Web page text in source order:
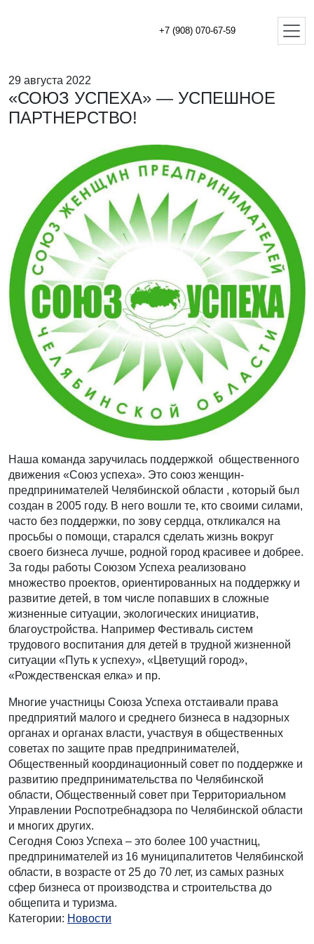
+7 (908) 070-67-59
29 августа 2022
«СОЮЗ УСПЕХА» — УСПЕШНОЕ
ПАРТНЕРСТВО!
Наша команда заручилась поддержкой общественного
движения «Союз успеха». Это союз женщин-
предпринимателей Челябинской области , который был
создан в 2005 году. В него вошли те, кто своими силами,
часто без поддержки, по зову сердца, откликался на
просьбы о помощи, старался сделать жизнь вокруг
своего бизнеса лучше, родной город красивее и добрее.
За годы работы Союзом Успеха реализовано
множество проектов, ориентированных на поддержку и
развитие детей, в том числе попавших в сложные
жизненные ситуации, экологических инициатив,
благоустройства. Например Фестиваль систем
трудового воспитания для детей в трудной жизненной
ситуации «Путь к успеху», «Цветущий город»,
«Рождественская елка» и пр.
Многие участницы Союза Успеха отстаивали права
предприятий малого и среднего бизнеса в надзорных
органах и органах власти, участвуя в общественных
советах по защите прав предпринимателей,
Общественный координационный совет по поддержке и
развитию предпринимательства по Челябинской
области, Общественный совет при Территориальном
Управлении Роспотребнадзора по Челябинской области
и многих других.
Сегодня Союз Успеха – это более 100 участниц,
предпринимателей из 16 муниципалитетов Челябинской
области, в возрасте от 25 до 70 лет, из самых разных
сфер бизнеса от производства и строительства до
общепита и туризма.
Категории: Новости